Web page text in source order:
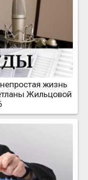
жизнь
Жильцовой